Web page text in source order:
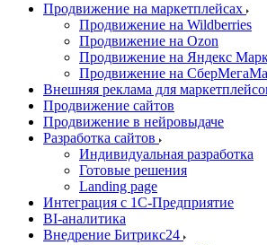
Продвижение на маркетплейсах
Продвижение на Wildberries
Продвижение на Ozon
Продвижение на Яндекс
Продвижение на
Внешняя реклама для
Продвижение сайтов
Продвижение в нейровыдаче
Разработка сайтов
Индивидуальная разработка
Готовые решения
Landing page
Интеграция с 1С-Предприятие
BI-аналитика
Внедрение Битрикс24